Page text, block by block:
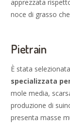
apprezzata
noce di grasso
Pietrain
È stata
specializzata
mole media,
produzione di
presenta masse